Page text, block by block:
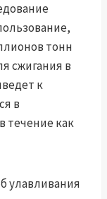
тонн
сжигания в
к
в
течение как
улавливания